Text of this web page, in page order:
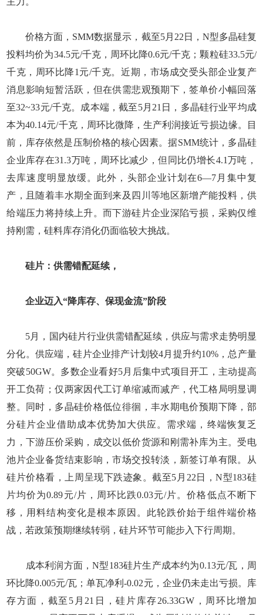
价格方面，SMM数据显示，截至5月22日，N型多晶硅复
投料均价为34.5元/千克，周环比降0.6元/千克；颗粒硅33.5元/
千克，周环比降1元/千克。近期，市场成交受头部企业复产
消息影响短暂活跃，但在供需悲观预期下，签单价小幅回落
至32~33元/千克。成本端，截至5月21日，多晶硅行业平均成
本为40.14元/千克，周环比微降，生产利润接近亏损边缘。目
前，库存依然是压制价格的核心因素。据SMM统计，多晶硅
企业库存在31.3万吨，周环比减少，但同比仍增长4.1万吨，
去库速度明显放缓。此外，头部企业计划在6—7月集中复
产，且随着丰水期全面到来及四川等地区新增产能投料，供
给端压力将持续上升。而下游硅片企业深陷亏损，采购仅维
持刚需，硅料库存消化仍面临较大挑战。
硅片：供需错配延续，
企业迈入“降库存、保现金流”阶段
5月，国内硅片行业供需错配延续，供应与需求走势明显
分化。供应端，硅片企业排产计划较4月提升约10%，总产量
突破50GW。多数企业看好5月后集中式项目开工，主动提高
开工负荷；仅两家因代工订单缩减而减产，代工格局明显调
整。同时，多晶硅价格低位徘徊，丰水期电价预期下降，部
分硅片企业借助成本优势加大供应。需求端，终端恢复乏
力，下游压价采购，成交以低价货源和刚需补库为主。受电
池片企业备货结束影响，市场交投转淡，新签订单有限。从
硅片价格看，上周呈现下跌迹象。截至5月22日，N型183硅
片均价为0.89元/片，周环比跌0.03元/片。价格低点不断下
移，用料结构变化是根本原因。此轮跌价始于组件端价格
战，若政策预期继续转弱，硅片环节可能步入下行周期。
成本利润方面，N型183硅片生产成本约为0.13元/瓦，周
环比降0.005元/瓦；单瓦净利-0.02元，企业仍未走出亏损。库
存方面，截至5月21日，硅片库存26.33GW，周环比增加